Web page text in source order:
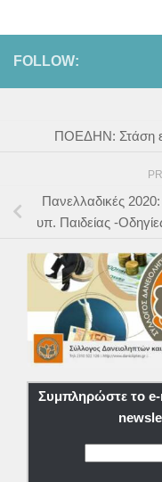
FOLLOW:
ΠΟΕΔΗΝ: Στάση
Πανελλαδικές
υπ. Παιδείας -
Συμπληρώστε το e-